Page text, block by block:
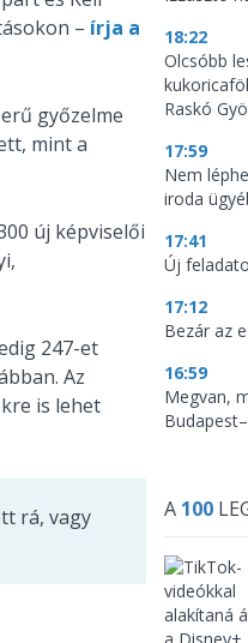
– írja a
győzelme
mint a
új képviselői
247-et
Az
is lehet
rá, vagy
18:22
Olcsóbb
Raskó
17:59
Nem
iroda
17:41
Új
17:12
Bezár az
16:59
Megvan,
A 100